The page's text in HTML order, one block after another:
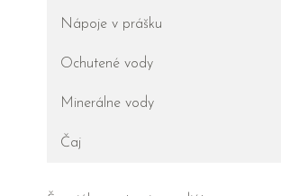
Nápoje v prášku
Ochutené vody
Minerálne vody
Čaj